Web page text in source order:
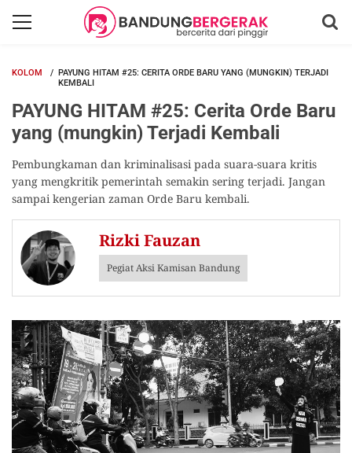
KOLOM
PAYUNG HITAM #25: CERITA ORDE BARU YANG (MUNGKIN) TERJADI
KEMBALI
PAYUNG HITAM #25: Cerita Orde Baru
yang (mungkin) Terjadi Kembali
Pembungkaman dan kriminalisasi pada suara-suara kritis
yang mengkritik pemerintah semakin sering terjadi. Jangan
sampai kengerian zaman Orde Baru kembali.
Rizki Fauzan
Pegiat Aksi Kamisan Bandung